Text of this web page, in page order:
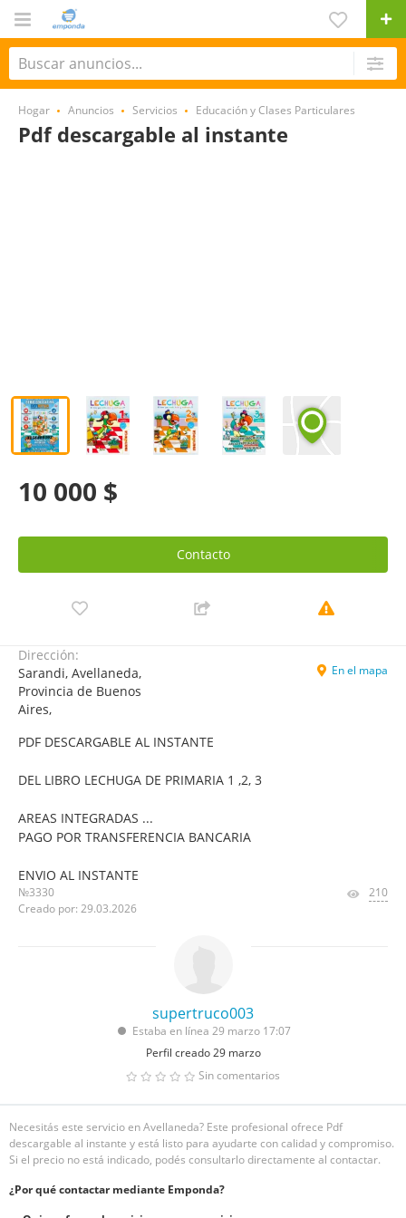
Hogar Anuncios Servicios Educación y Clases Particulares
Pdf descargable al instante
10 000 $
Contacto
Dirección:
Sarandi, Avellaneda,
Provincia de Buenos
Aires,
En el mapa
PDF DESCARGABLE AL INSTANTE
DEL LIBRO LECHUGA DE PRIMARIA 1 ,2, 3
AREAS INTEGRADAS ...
PAGO POR TRANSFERENCIA BANCARIA
ENVIO AL INSTANTE
№3330
Creado por: 29.03.2026
210
supertruco003
Estaba en línea 29 marzo 17:07
Perfil creado 29 marzo
Sin comentarios
Necesitás este servicio en Avellaneda? Este profesional ofrece Pdf
descargable al instante y está listo para ayudarte con calidad y compromiso.
Si el precio no está indicado, podés consultarlo directamente al contactar.
¿Por qué contactar mediante Emponda?